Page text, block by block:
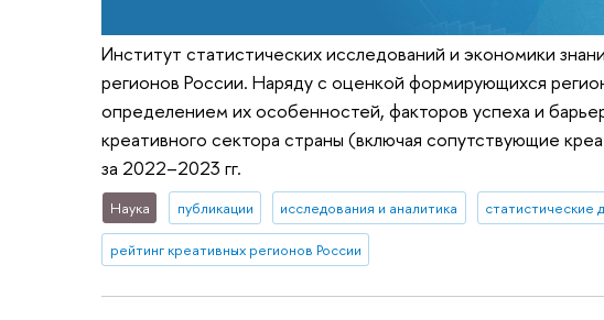
Институт статистических исследований и экономики
регионов России. Наряду с оценкой формирующихся
определением их особенностей, факторов успеха и
креативного сектора страны (включая сопутствующие
за 2022–2023 гг.
Наука публикации исследования и аналитика статистические
рейтинг креативных регионов России